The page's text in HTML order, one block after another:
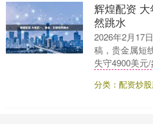
辉煌配资
然跳水
2026年2月17
稿，贵金属短
失守4900美元
73美元/盎司
分类：配资炒